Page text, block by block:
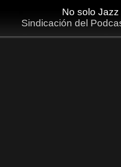
No solo
Sindicación del